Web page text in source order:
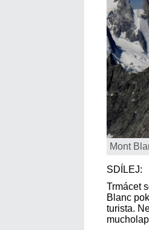
Mont
SDÍLEJ:
Trmácet
Blanc
turista.